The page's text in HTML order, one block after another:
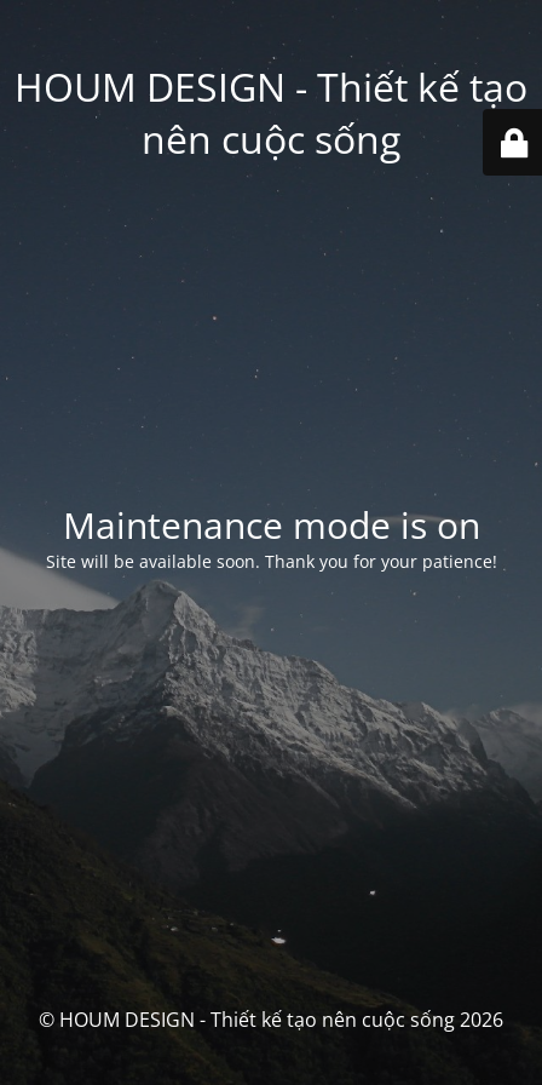
HOUM DESIGN - Thiết kế tạo
nên cuộc sống
Maintenance mode is on
Site will be available soon. Thank you for your patience!
© HOUM DESIGN - Thiết kế tạo nên cuộc sống 2026